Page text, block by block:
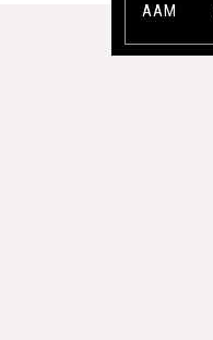
AAM